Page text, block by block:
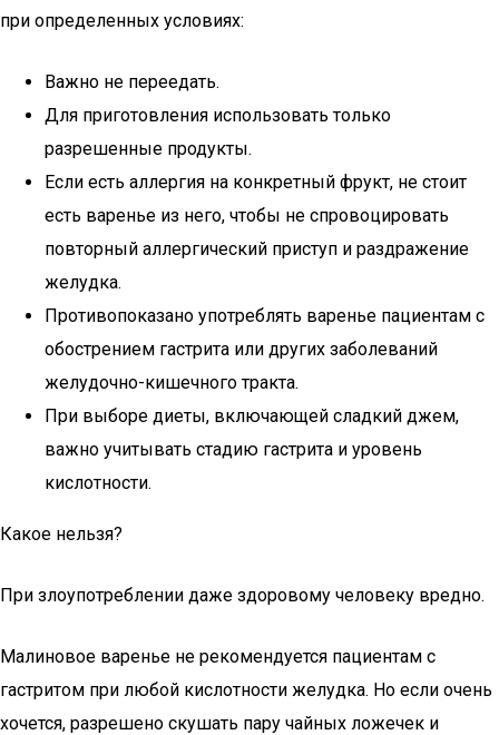
при определенных условиях:
Важно не переедать.
Для приготовления использовать только
разрешенные продукты.
Если есть аллергия на конкретный фрукт, не стоит
есть варенье из него, чтобы не спровоцировать
повторный аллергический приступ и раздражение
желудка.
Противопоказано употреблять варенье пациентам с
обострением гастрита или других заболеваний
желудочно-кишечного тракта.
При выборе диеты, включающей сладкий джем,
важно учитывать стадию гастрита и уровень
кислотности.
Какое нельзя?
При злоупотреблении даже здоровому человеку вредно.
Малиновое варенье не рекомендуется пациентам с
гастритом при любой кислотности желудка. Но если очень
хочется, разрешено скушать пару чайных ложечек и